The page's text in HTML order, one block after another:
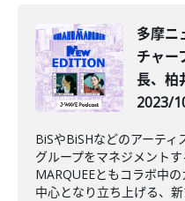
多摩ニ
チャー
長、柏
2023/
BiSやBiSHなどのアーテ
グループをマネジメント
MARQUEEともコラボ中
中心となり立ち上げる、新